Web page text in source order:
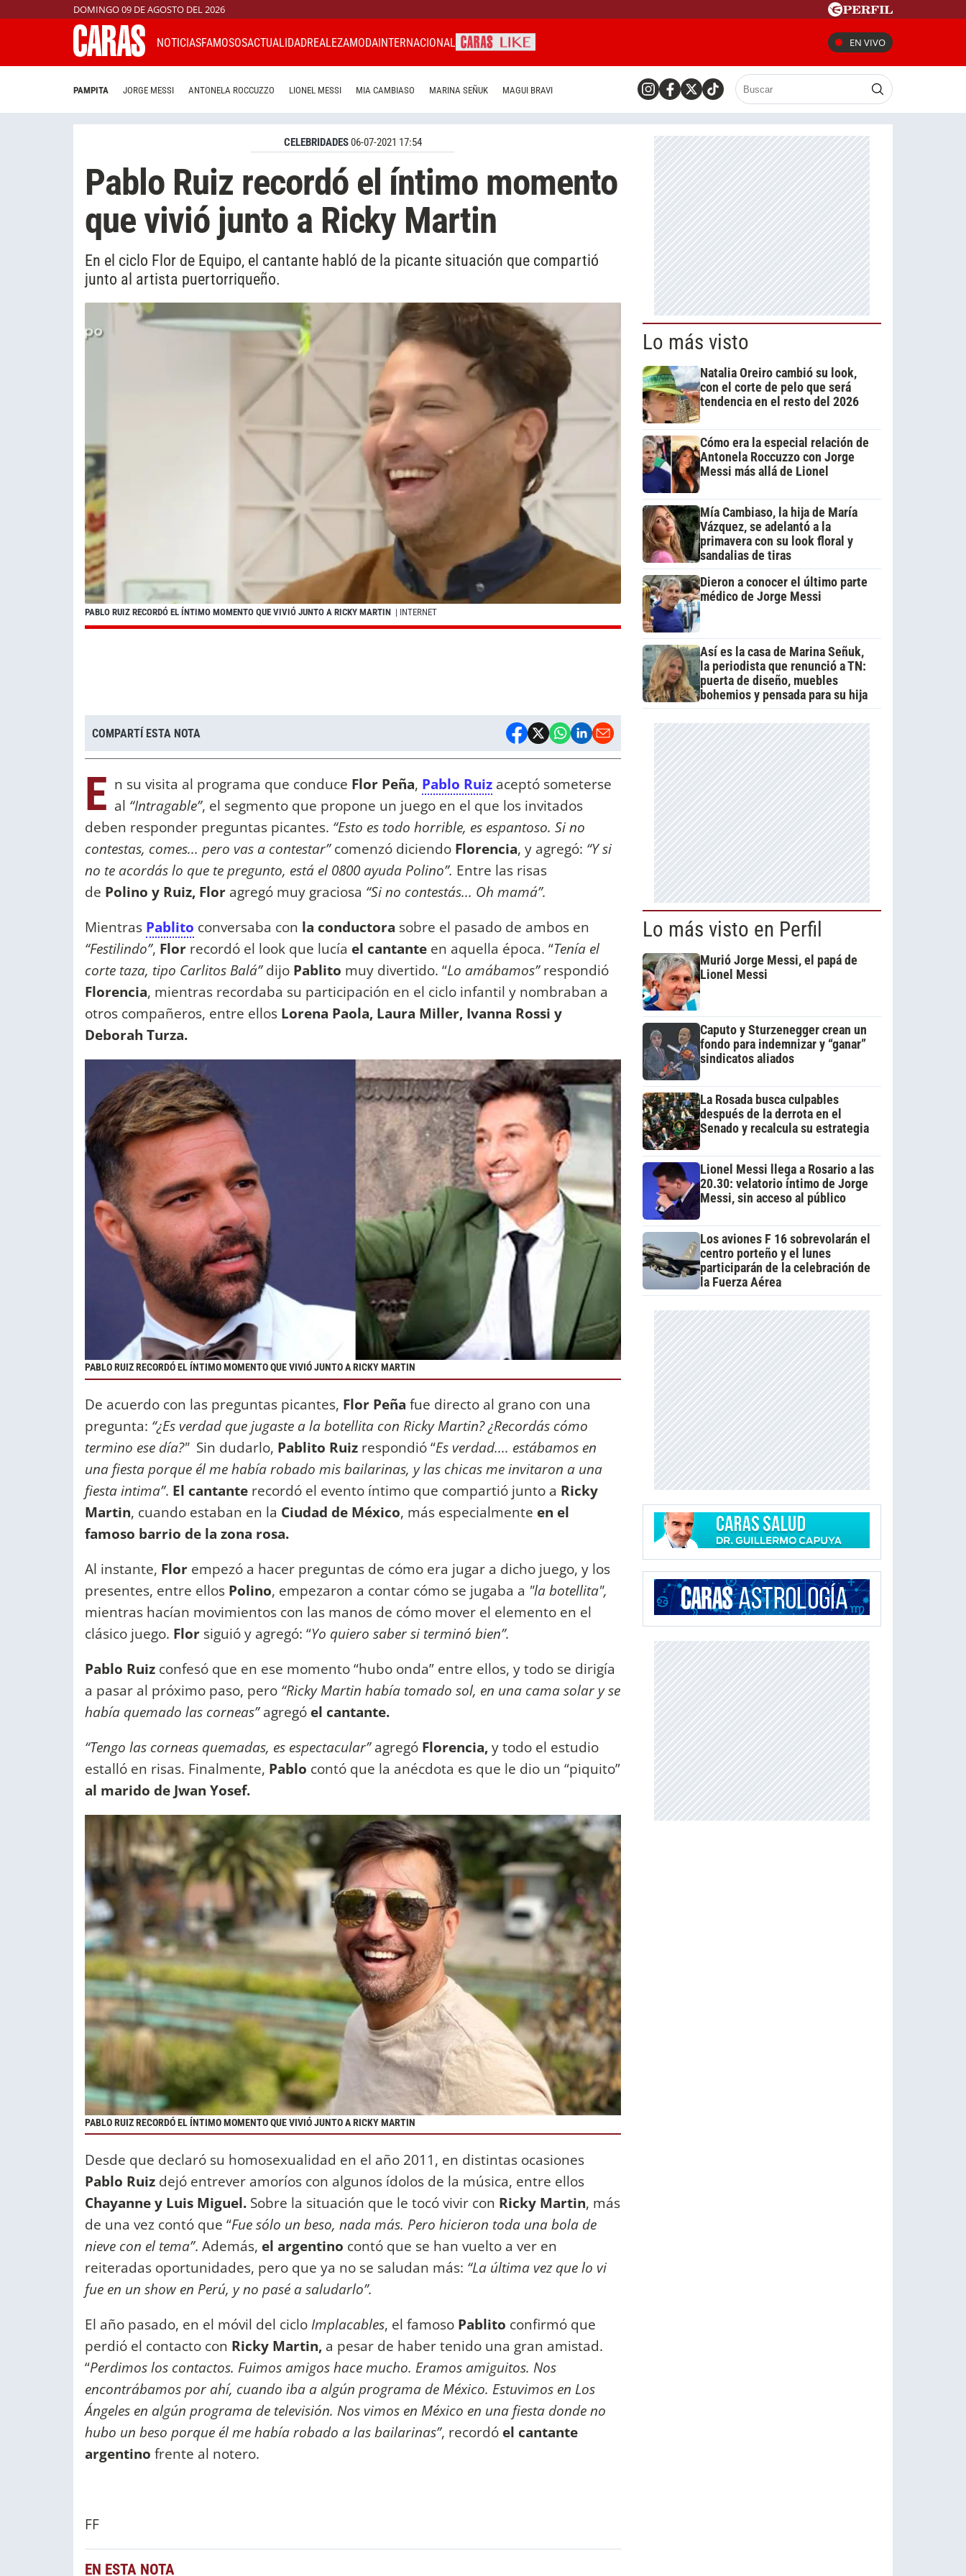
DOMINGO 09 DE AGOSTO DEL 2026
NOTICIASFAMOSOSACTUALIDADREALEZAMODAINTERNACIONAL EN VIVO
PAMPITA JORGE MESSI ANTONELA ROCCUZZO LIONEL MESSI MIA CAMBIASO MARINA SEÑUK MAGUI BRAVI
CELEBRIDADES06-07-2021 17:54
Pablo Ruiz recordó el íntimo momento
que vivió junto a Ricky Martin
En el ciclo Flor de Equipo, el cantante habló de la picante situación que compartió
junto al artista puertorriqueño.
PABLO RUIZ RECORDÓ EL ÍNTIMO MOMENTO QUE VIVIÓ JUNTO A RICKY MARTIN | INTERNET
COMPARTÍ ESTA NOTA
E n su visita al programa que conduce Flor Peña, Pablo Ruiz aceptó someterse
al “Intragable”, el segmento que propone un juego en el que los invitados
deben responder preguntas picantes. “Esto es todo horrible, es espantoso. Si no
contestas, comes... pero vas a contestar”comenzó diciendo Florencia, y agregó: “Y si
no te acordás lo que te pregunto, está el 0800 ayuda Polino”. Entre las risas
de Polino y Ruiz, Flor agregó muy graciosa “Si no contestás... Oh mamá”.
Mientras Pablito conversaba con la conductora sobre el pasado de ambos en
“Festilindo”, Flor recordó el look que lucía el cantante en aquella época. “Tenía el
corte taza, tipo Carlitos Balá”dijo Pablito muy divertido. “Lo amábamos”respondió
Florencia, mientras recordaba su participación en el ciclo infantil y nombraban a
otros compañeros, entre ellos Lorena Paola, Laura Miller, Ivanna Rossi y
Deborah Turza.
PABLO RUIZ RECORDÓ EL ÍNTIMO MOMENTO QUE VIVIÓ JUNTO A RICKY MARTIN
De acuerdo con las preguntas picantes, Flor Peña fue directo al grano con una
pregunta: “¿Es verdad que jugaste a la botellita con Ricky Martin? ¿Recordás cómo
termino ese día?" Sin dudarlo, Pablito Ruiz respondió “Es verdad.... estábamos en
una fiesta porque él me había robado mis bailarinas, y las chicas me invitaron a una
fiesta intima”. El cantante recordó el evento íntimo que compartió junto a Ricky
Martin, cuando estaban en la Ciudad de México, más especialmente en el
famoso barrio de la zona rosa.
Al instante, Flor empezó a hacer preguntas de cómo era jugar a dicho juego, y los
presentes, entre ellos Polino, empezaron a contar cómo se jugaba a "la botellita",
mientras hacían movimientos con las manos de cómo mover el elemento en el
clásico juego. Flor siguió y agregó: “Yo quiero saber si terminó bien”.
Pablo Ruiz confesó que en ese momento “hubo onda” entre ellos, y todo se dirigía
a pasar al próximo paso, pero “Ricky Martin había tomado sol, en una cama solar y se
había quemado las corneas”agregó el cantante.
“Tengo las corneas quemadas, es espectacular”agregó Florencia,y todo el estudio
estalló en risas. Finalmente, Pablo contó que la anécdota es que le dio un “piquito”
al marido de Jwan Yosef.
PABLO RUIZ RECORDÓ EL ÍNTIMO MOMENTO QUE VIVIÓ JUNTO A RICKY MARTIN
Desde que declaró su homosexualidad en el año 2011, en distintas ocasiones
Pablo Ruiz dejó entrever amoríos con algunos ídolos de la música, entre ellos
Chayanne y Luis Miguel. Sobre la situación que le tocó vivir con Ricky Martin, más
de una vez contó que “Fue sólo un beso, nada más. Pero hicieron toda una bola de
nieve con el tema”. Además, el argentino contó que se han vuelto a ver en
reiteradas oportunidades, pero que ya no se saludan más: “La última vez que lo vi
fue en un show en Perú, y no pasé a saludarlo”.
El año pasado, en el móvil del ciclo Implacables, el famoso Pablito confirmó que
perdió el contacto con Ricky Martin, a pesar de haber tenido una gran amistad.
“Perdimos los contactos. Fuimos amigos hace mucho. Eramos amiguitos. Nos
encontrábamos por ahí, cuando iba a algún programa de México. Estuvimos en Los
Ángeles en algún programa de televisión. Nos vimos en México en una fiesta donde no
hubo un beso porque él me había robado a las bailarinas”, recordó el cantante
argentino frente al notero.
FF
EN ESTA NOTA
Lo más visto
Natalia Oreiro cambió su look,
con el corte de pelo que será
tendencia en el resto del 2026
Cómo era la especial relación de
Antonela Roccuzzo con Jorge
Messi más allá de Lionel
Mía Cambiaso, la hija de María
Vázquez, se adelantó a la
primavera con su look floral y
sandalias de tiras
Dieron a conocer el último parte
médico de Jorge Messi
Así es la casa de Marina Señuk,
la periodista que renunció a TN:
puerta de diseño, muebles
bohemios y pensada para su hija
Lo más visto en Perfil
Murió Jorge Messi, el papá de
Lionel Messi
Caputo y Sturzenegger crean un
fondo para indemnizar y “ganar”
sindicatos aliados
La Rosada busca culpables
después de la derrota en el
Senado y recalcula su estrategia
Lionel Messi llega a Rosario a las
20.30: velatorio íntimo de Jorge
Messi, sin acceso al público
Los aviones F 16 sobrevolarán el
centro porteño y el lunes
participarán de la celebración de
la Fuerza Aérea